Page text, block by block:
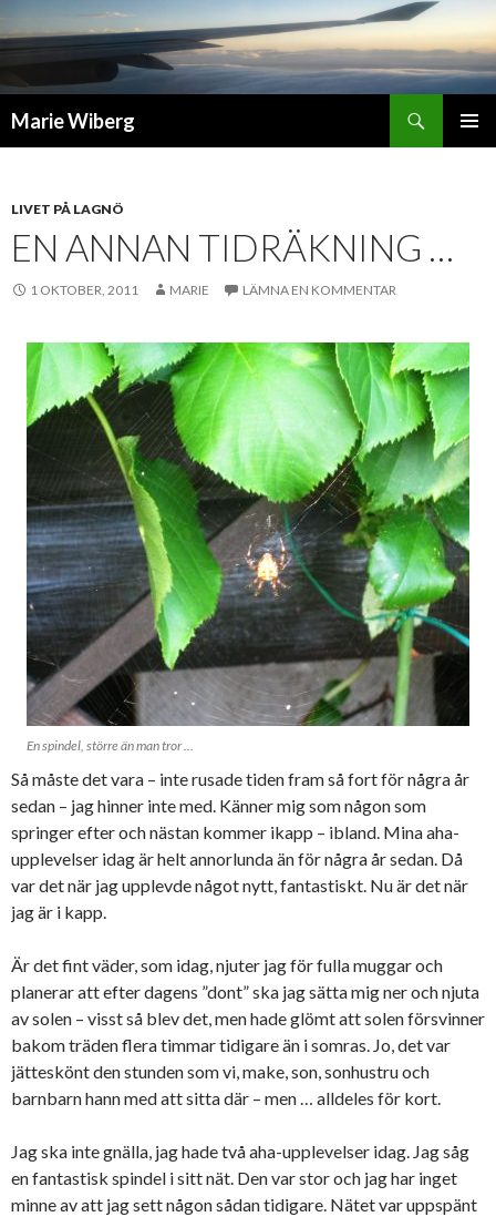
Marie Wiberg
LIVET PÅ LAGNÖ
EN ANNAN TIDRÄKNING …
1 OKTOBER, 2011 MARIE LÄMNA EN KOMMENTAR
En spindel, större än man tror ...
Så måste det vara – inte rusade tiden fram så fort för några år
sedan – jag hinner inte med. Känner mig som någon som
springer efter och nästan kommer ikapp – ibland. Mina aha-
upplevelser idag är helt annorlunda än för några år sedan. Då
var det när jag upplevde något nytt, fantastiskt. Nu är det när
jag är i kapp.
Är det fint väder, som idag, njuter jag för fulla muggar och
planerar att efter dagens ”dont” ska jag sätta mig ner och njuta
av solen – visst så blev det, men hade glömt att solen försvinner
bakom träden flera timmar tidigare än i somras. Jo, det var
jätteskönt den stunden som vi, make, son, sonhustru och
barnbarn hann med att sitta där – men … alldeles för kort.
Jag ska inte gnälla, jag hade två aha-upplevelser idag. Jag såg
en fantastisk spindel i sitt nät. Den var stor och jag har inget
minne av att jag sett någon sådan tidigare. Nätet var uppspänt